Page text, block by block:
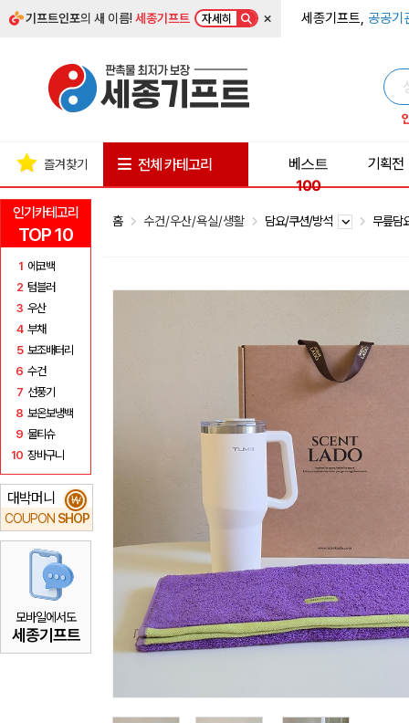
기프트인포의 새 이름!세종기프트 자세히 × 세종기프트, 공공기
인기카테고리
TOP 10
1 에코백
2 텀블러
3 우산
4 부채
5 보조배터리
6 수건
7 선풍기
8 보온보냉백
9 물티슈
10 장바구니
대박머니
COUPON SHOP
₩
모바일에서도
세종기프트
즐겨찾기 전체 카테고리
베스트
100
기획전
홈 수건/우산/욕실/생활 담요/쿠션/방석 무릎